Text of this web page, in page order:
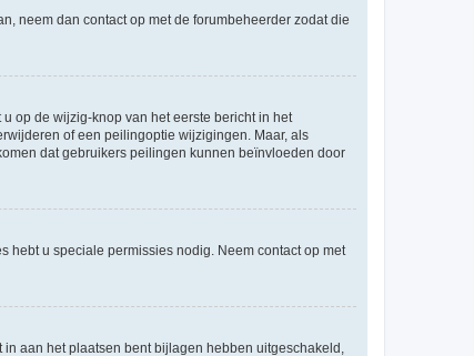
neem dan contact op met de forumbeheerder zodat die
op de wijzig-knop van het eerste bericht in het
of een peilingoptie wijzigingen. Maar, als
dat gebruikers peilingen kunnen beïnvloeden door
hebt u speciale permissies nodig. Neem contact op met
aan het plaatsen bent bijlagen hebben uitgeschakeld,